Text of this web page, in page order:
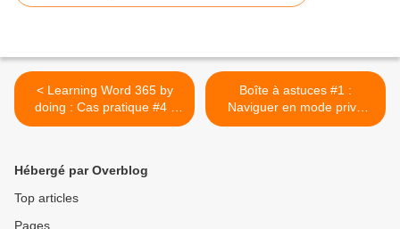
< Learning Word 365 by
doing : Cas pratique #4 -
Word aussi sait compter !
Boîte à astuces #1 :
Naviguer en mode privé
sous Edge >
Hébergé par Overblog
Top articles
Pages